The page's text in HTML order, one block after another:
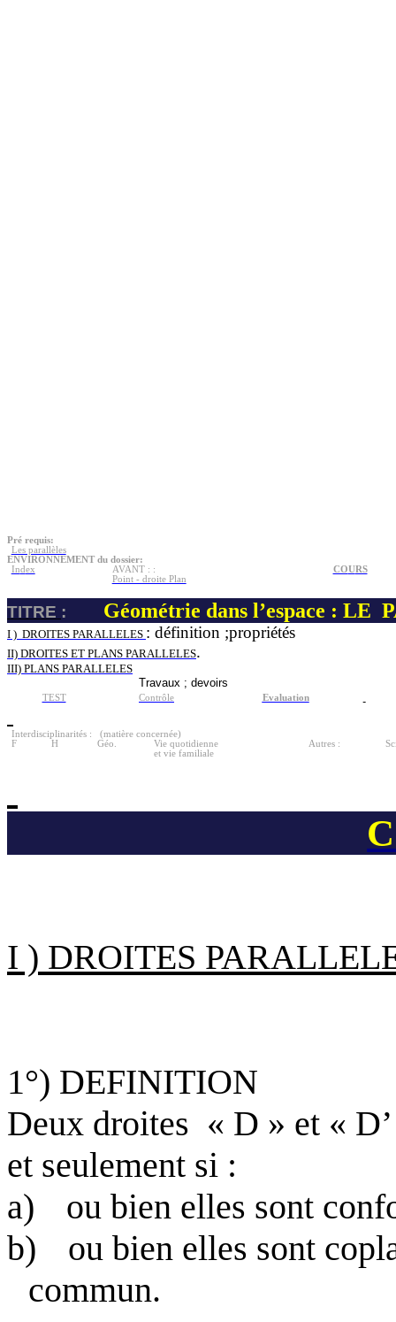
Pré requis:
Les parallèles
ENVIRONNEMENT du dossier:
Index
AVANT : :
Point - droite Plan
COURS
TITRE : Géométrie dans l’espace : LE
I ) DROITES PARALLELES : définition ;propriétés
II) DROITES ET PLANS PARALLELES.
III) PLANS PARALLELES
Travaux ; devoirs
TEST Contrôle Evaluation
Interdisciplinarités :
(matière concernée)
F
H Géo.
Vie quotidienne
et vie familiale
Autres :
I ) DROITES
1°) DEFINITION
Deux droites « D » et «
et seulement si :
a)
ou bien elles sont
b)
ou bien elles sont
commun.